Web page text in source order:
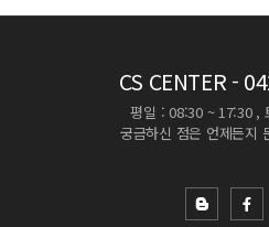
CS CENTER -
평일 : 08:30 ~ 17:30 ,
궁금하신 점은 언제든지